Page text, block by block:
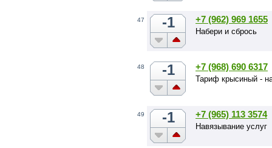
47 -1 +7 (962) 969 1655
Набери и сбрось
48 -1 +7 (968) 690 6317
Тариф крысиный -
49 -1 +7 (965) 113 3574
Навязывание услуг